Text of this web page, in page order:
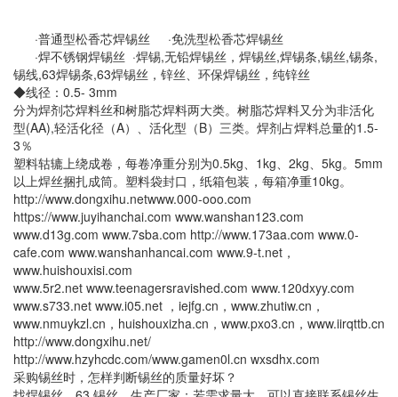
·普通型松香芯焊锡丝 ·免洗型松香芯焊锡丝
·焊不锈钢焊锡丝 ·焊锡,无铅焊锡丝，焊锡丝,焊锡条,锡丝,锡条,
锡线,63焊锡条,63焊锡丝，锌丝、环保焊锡丝，纯锌丝
◆线径：0.5- 3mm
分为焊剂芯焊料丝和树脂芯焊料两大类。树脂芯焊料又分为非活化
型(AA),轻活化径（A）、活化型（B）三类。焊剂占焊料总量的1.5-
3％
塑料轱辘上绕成卷，每卷净重分别为0.5kg、1kg、2kg、5kg。5mm
以上焊丝捆扎成筒。塑料袋封口，纸箱包装，每箱净重10kg。
http://www.dongxihu.netwww.000-ooo.com
https://www.juyihanchai.com www.wanshan123.com
www.d13g.com www.7sba.com http://www.173aa.com www.0-
cafe.com www.wanshanhancai.com www.9-t.net，
www.huishouxisi.com
www.5r2.net www.teenagersravished.com www.120dxyy.com
www.s733.net www.i05.net ，iejfg.cn，www.zhutiw.cn，
www.nmuykzl.cn，huishouxizha.cn，www.pxo3.cn，www.iirqttb.cn
http://www.dongxihu.net/
http://www.hzyhcdc.com/www.gamen0l.cn wxsdhx.com
采购锡丝时，怎样判断锡丝的质量好坏？